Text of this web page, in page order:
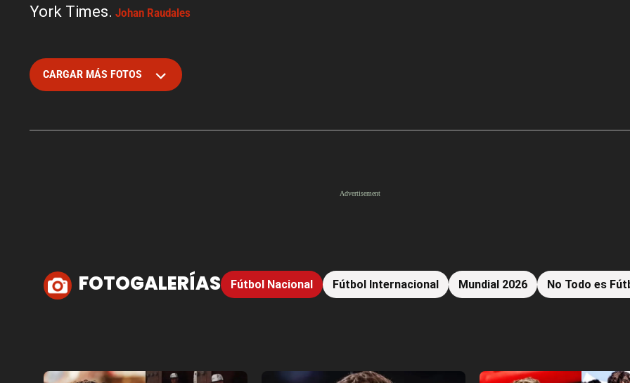
York Times. Johan Raudales
CARGAR MÁS FOTOS
FOTOGALERÍAS Fútbol Nacional Fútbol Internacional Mundial 2026 No Todo es